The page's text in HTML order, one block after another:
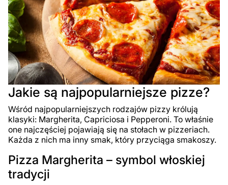
Jakie są najpopularniejsze pizze?
Wśród najpopularniejszych rodzajów pizzy królują
klasyki: Margherita, Capriciosa i Pepperoni. To właśnie
one najczęściej pojawiają się na stołach w pizzeriach.
Każda z nich ma inny smak, który przyciąga smakoszy.
Pizza Margherita – symbol włoskiej
tradycji